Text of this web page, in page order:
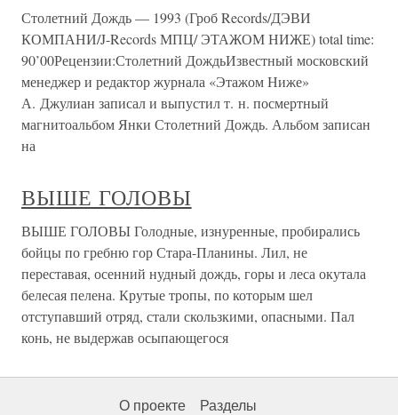
Столетний Дождь — 1993 (Гроб Records/ДЭВИ
КОМПАНИ/J-Records МПЦ/ ЭТАЖОМ НИЖЕ) total time:
90’00Рецензии:Столетний ДождьИзвестный московский
менеджер и редактор журнала «Этажом Ниже»
А. Джулиан записал и выпустил т. н. посмертный
магнитоальбом Янки Столетний Дождь. Альбом записан
на
ВЫШЕ ГОЛОВЫ
ВЫШЕ ГОЛОВЫ Голодные, изнуренные, пробирались
бойцы по гребню гор Стара-Планины. Лил, не
переставая, осенний нудный дождь, горы и леса окутала
белесая пелена. Крутые тропы, по которым шел
отступавший отряд, стали скользкими, опасными. Пал
конь, не выдержав осыпающегося
О проекте Разделы